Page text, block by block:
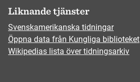
Liknande tjänster
Svenskamerikanska tidningar
Öppna data från Kungliga biblioteket
Wikipedias lista över tidningsarkiv